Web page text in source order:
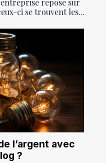
entreprise repose sur
ci se trouvent les...
l’argent avec
?